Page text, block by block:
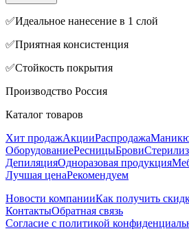
✅Идеальное нанесение в 1 слой
✅Приятная консистенция
✅Стойкость покрытия
Производство Россия
Каталог товаров
Хит продажАкцииРаспродажа
ОборудованиеРесницыБрови
ДепиляцияОдноразовая продукция
Лучшая ценаРекомендуем
Новости компанииКак получить
КонтактыОбратная связь
Согласие с политикой